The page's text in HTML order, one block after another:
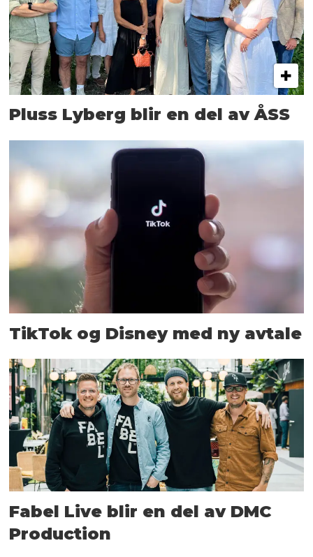
Pluss Lyberg blir en del av ÅSS
TikTok og Disney med ny avtale
Fabel Live blir en del av DMC
Production